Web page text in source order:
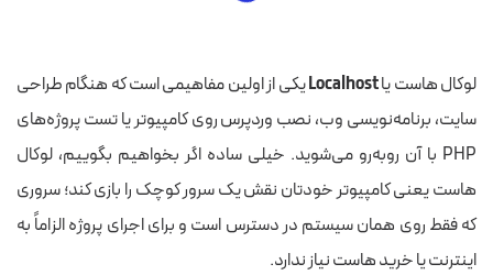
لوکال هاست یاLocalhostیکی از اولین مفاهیمی است که هنگام طراحی
سایت، برنامه‌نویسی وب، نصب وردپرس روی کامپیوتر یا تست پروژه‌های
PHP با آن روبه‌رو می‌شوید. خیلی ساده اگر بخواهیم بگوییم، لوکال
هاست یعنی کامپیوتر خودتان نقش یک سرور کوچک را بازی کند؛ سروری
که فقط روی همان سیستم در دسترس است و برای اجرای پروژه الزاماً به
اینترنت یا خرید هاست نیاز ندارد.